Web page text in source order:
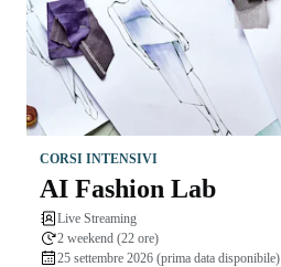
CORSI INTENSIVI
AI Fashion Lab
Live Streaming
2 weekend (22 ore)
25 settembre 2026 (prima data disponibile)